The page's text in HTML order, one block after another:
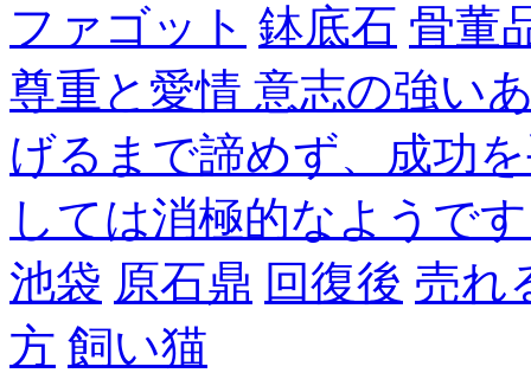
ファゴット 鉢底石 骨董
尊重と愛情 意志の強い
げるまで諦めず、成功
しては消極的なようで
池袋 原石鼎 回復後 売れ
方 飼い猫